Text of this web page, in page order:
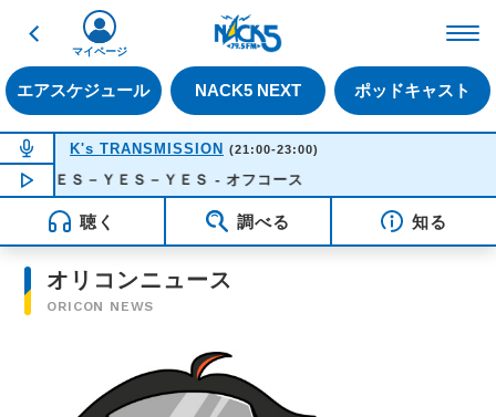
戻る
エアスケジュール NACK5 NEXT ポッドキャスト
マイページ
NOW ON AIR
K's TRANSMISSION (21:00-23:00)
NOW PLAYING22:11
ＹＥＳ－ＹＥＳ－ＹＥＳ - オフコース
聴く 調べる 知る
オリコンニュース
ORICON NEWS